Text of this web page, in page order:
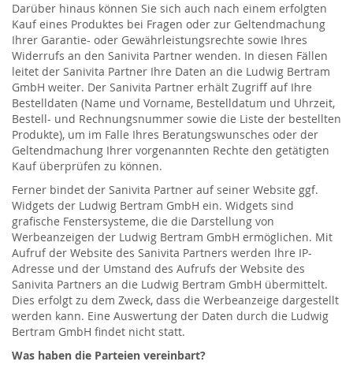
Darüber hinaus können Sie sich auch nach einem erfolgten
Kauf eines Produktes bei Fragen oder zur Geltendmachung
Ihrer Garantie- oder Gewährleistungsrechte sowie Ihres
Widerrufs an den Sanivita Partner wenden. In diesen Fällen
leitet der Sanivita Partner Ihre Daten an die Ludwig Bertram
GmbH weiter. Der Sanivita Partner erhält Zugriff auf Ihre
Bestelldaten (Name und Vorname, Bestelldatum und Uhrzeit,
Bestell- und Rechnungsnummer sowie die Liste der bestellten
Produkte), um im Falle Ihres Beratungswunsches oder der
Geltendmachung Ihrer vorgenannten Rechte den getätigten
Kauf überprüfen zu können.
Ferner bindet der Sanivita Partner auf seiner Website ggf.
Widgets der Ludwig Bertram GmbH ein. Widgets sind
grafische Fenstersysteme, die die Darstellung von
Werbeanzeigen der Ludwig Bertram GmbH ermöglichen. Mit
Aufruf der Website des Sanivita Partners werden Ihre IP-
Adresse und der Umstand des Aufrufs der Website des
Sanivita Partners an die Ludwig Bertram GmbH übermittelt.
Dies erfolgt zu dem Zweck, dass die Werbeanzeige dargestellt
werden kann. Eine Auswertung der Daten durch die Ludwig
Bertram GmbH findet nicht statt.
Was haben die Parteien vereinbart?